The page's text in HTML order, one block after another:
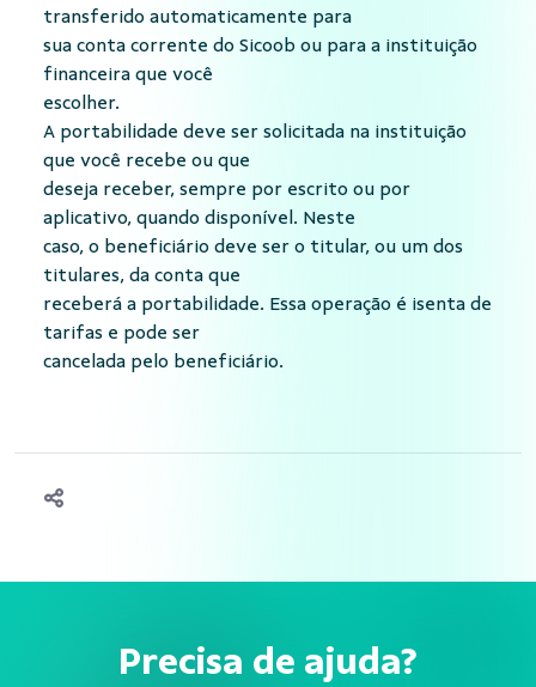
transferido automaticamente para
sua conta corrente do Sicoob ou para a instituição
financeira que você
escolher.
A portabilidade deve ser solicitada na instituição
que você recebe ou que
deseja receber, sempre por escrito ou por
aplicativo, quando disponível. Neste
caso, o beneficiário deve ser o titular, ou um dos
titulares, da conta que
receberá a portabilidade. Essa operação é isenta de
tarifas e pode ser
cancelada pelo beneficiário.
Precisa de ajuda?